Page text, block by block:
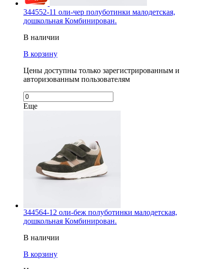
344552-11 оли-чер полуботинки малодетская,
дошкольная Комбинирован.
В наличии
В корзину
Цены доступны только зарегистрированным и
авторизованным пользователям
Еще
344564-12 оли-беж полуботинки малодетская,
дошкольная Комбинирован.
В наличии
В корзину